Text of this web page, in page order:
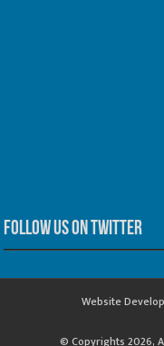
Follow us on Twitter
Website
© Copyrights 2026,